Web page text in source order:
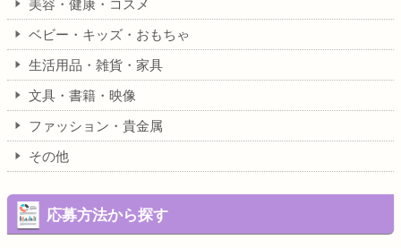
美容・健康・コスメ
ベビー・キッズ・おもちゃ
生活用品・雑貨・家具
文具・書籍・映像
ファッション・貴金属
その他
応募方法から探す